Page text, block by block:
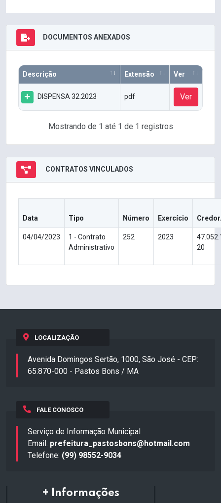
DOCUMENTOS ANEXADOS
Descrição Extensão Ver
DISPENSA 32.2023 pdf Ver
Mostrando de 1 até 1 de 1 registros
CONTRATOS VINCULADOS
Data Tipo Número Exercício
04/04/2023
1 - Contrato
Administrativo
252 2023
20
LOCALIZAÇÃO
Avenida Domingos Sertão, 1000, São José - CEP:
65.870-000 - Pastos Bons / MA
FALE CONOSCO
Serviço de Informação Municipal
Email: prefeitura_pastosbons@hotmail.com
Telefone: (99) 98552-9034
+ Informações